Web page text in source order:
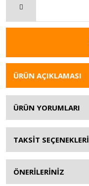
ÜRÜN AÇIKLAMASI
ÜRÜN YORUMLARI
TAKSİT SEÇENEKLERİ
ÖNERİLERİNİZ